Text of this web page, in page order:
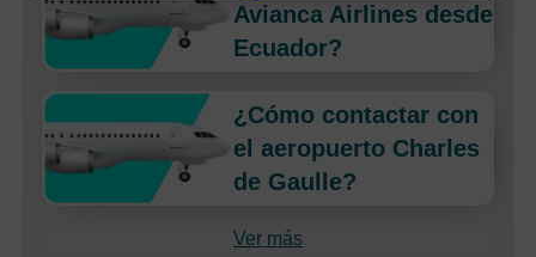
Avianca Airlines desde
Ecuador?
¿Cómo contactar con
el aeropuerto Charles
de Gaulle?
Ver más